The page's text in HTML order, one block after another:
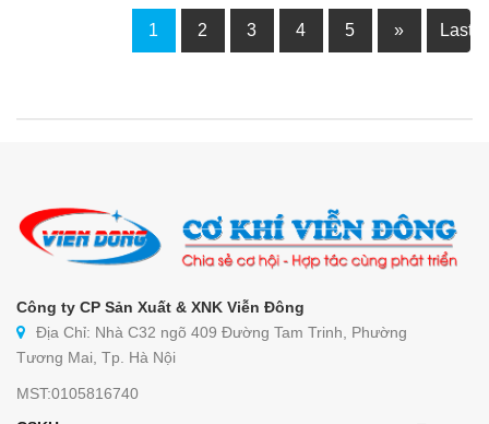
1 2 3 4 5 » Last
Công ty CP Sản Xuất & XNK Viễn Đông
Địa Chỉ: Nhà C32 ngõ 409 Đường Tam Trinh, Phường
Tương Mai, Tp. Hà Nội
MST:0105816740